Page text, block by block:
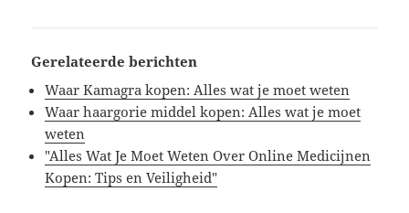
Gerelateerde berichten
Waar Kamagra kopen: Alles wat je moet weten
Waar haargorie middel kopen: Alles wat je moet
weten
"Alles Wat Je Moet Weten Over Online Medicijnen
Kopen: Tips en Veiligheid"